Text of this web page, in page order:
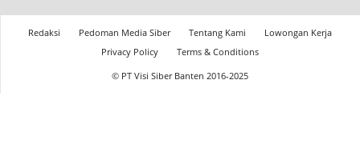
Redaksi Pedoman Media Siber Tentang Kami
Lowongan Kerja
Privacy Policy
Terms & Conditions
© PT Visi Siber Banten 2016-2025